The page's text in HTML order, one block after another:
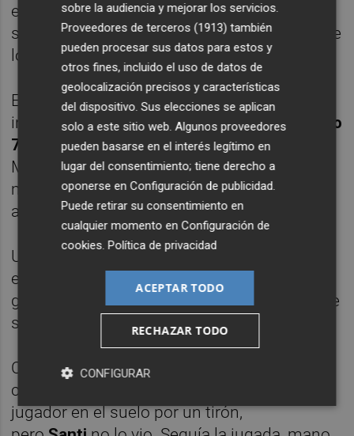
espacio para las llegadas deSolomon
siempre conectado. Tanto fué la conexión de
los dos que en el70llego su hattrick.
El Lucenatodavía tuvo una más.Canty
incansable, ganó la lucha aRafaen el
minuto
76
, chutó con potencia directo al travesaño.
Medio estadio gritó el gol. Fue la ocasión
más clara para los locales, que se quedaron
a centímetros de un premio merecido.
Un córner desde la derecha, tres rebotes en
el área y un balón perdido que llega al
georgiano, que la orienta con calma antes de
soltar un disparo seco al fondo de la red.
Continuó la fiesta del gol en el
celestes protestaban porque había un
jugador en el suelo por un tirón,
sobre la audiencia y mejorar los servicios.
Proveedores de terceros (1913) también
pueden procesar sus datos para estos y
otros fines, incluido el uso de datos de
geolocalización precisos y características
del dispositivo. Sus elecciones se aplican
solo a este sitio web. Algunos proveedores
pueden basarse en el interés legítimo en
lugar del consentimiento; tiene derecho a
oponerse enConfiguración de publicidad.
Puede retirar su consentimiento en
cualquier momento enConfiguración de
cookies.Política de privacidad
ACEPTAR TODO
RECHAZAR TODO
CONFIGURAR